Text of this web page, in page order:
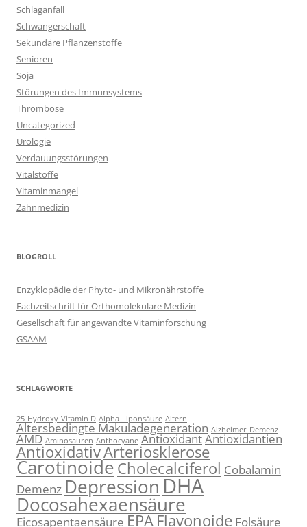
Schlaganfall
Schwangerschaft
Sekundäre Pflanzenstoffe
Senioren
Soja
Störungen des Immunsystems
Thrombose
Uncategorized
Urologie
Verdauungsstörungen
Vitalstoffe
Vitaminmangel
Zahnmedizin
BLOGROLL
Enzyklopädie der Phyto- und Mikronährstoffe
Fachzeitschrift für Orthomolekulare Medizin
Gesellschaft für angewandte Vitaminforschung
GSAAM
SCHLAGWORTE
25-Hydroxy-Vitamin D Alpha-Liponsäure Altern
Altersbedingte Makuladegeneration Alzheimer-Demenz
AMD Aminosäuren Anthocyane AntioxidantAntioxidantien
AntioxidativArteriosklerose
CarotinoideCholecalciferol Cobalamin
Demenz DepressionDHA
Docosahexaensäure
Eicosapentaensäure EPAFlavonoide Folsäure